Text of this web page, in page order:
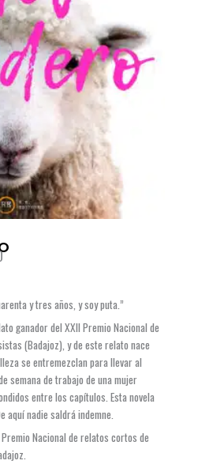
y tres años, y soy puta.”
ganador del XXII Premio Nacional de
(Badajoz), y de este relato nace
se entremezclan para llevar al
semana de trabajo de una mujer
entre los capítulos. Esta novela
aquí nadie saldrá indemne.
Nacional de relatos cortos de